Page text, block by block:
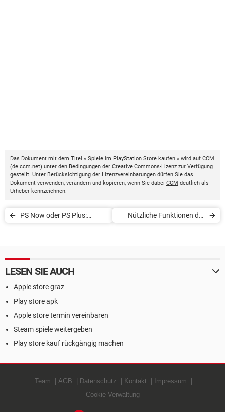
Das Dokument mit dem Titel « Spiele im PlayStation Store kaufen » wird auf CCM
(de.ccm.net) unter den Bedingungen der Creative Commons-Lizenz zur Verfügung
gestellt. Unter Berücksichtigung der Lizenzvereinbarungen dürfen Sie das
Dokument verwenden, verändern und kopieren, wenn Sie dabei CCM deutlich als
Urheber kennzeichnen.
PS Now oder PS Plus:
Nützliche Funktionen der
LESEN SIE AUCH
Apple store graz
Play store apk
Apple store termin vereinbaren
Steam spiele weitergeben
Play store kauf rückgängig machen
Team AGB Datenschutz Kontakt
Impressum
Cookie-Verwaltung